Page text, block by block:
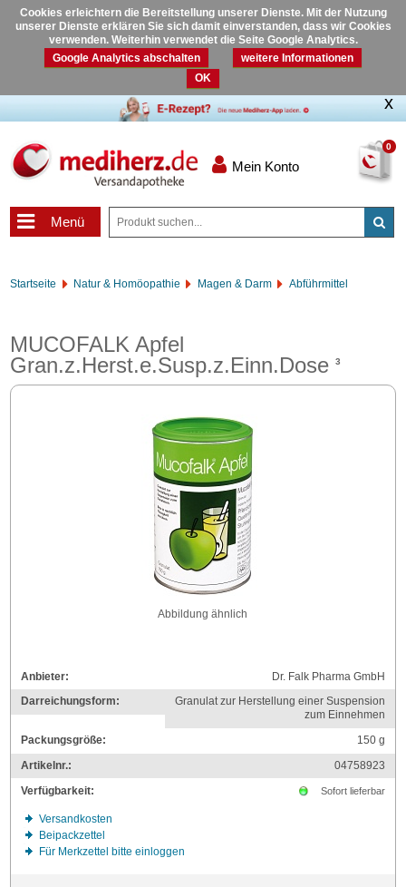
Cookies erleichtern die Bereitstellung unserer Dienste. Mit der Nutzung
unserer Dienste erklären Sie sich damit einverstanden, dass wir Cookies
verwenden. Weiterhin verwendet die Seite Google Analytics.
Google Analytics abschalten
weitere Informationen
OK
0
Mein Konto
Menü
Startseite Natur & Homöopathie Magen & Darm Abführmittel
MUCOFALK Apfel
Gran.z.Herst.e.Susp.z.Einn.Dose3
Abbildung ähnlich
Anbieter:
Dr. Falk Pharma GmbH
Darreichungsform:
Granulat zur Herstellung einer Suspension
zum Einnehmen
Packungsgröße:
150g
Artikelnr.:
04758923
Verfügbarkeit:
Sofort lieferbar
Versandkosten
Beipackzettel
Für Merkzettel bitte einloggen